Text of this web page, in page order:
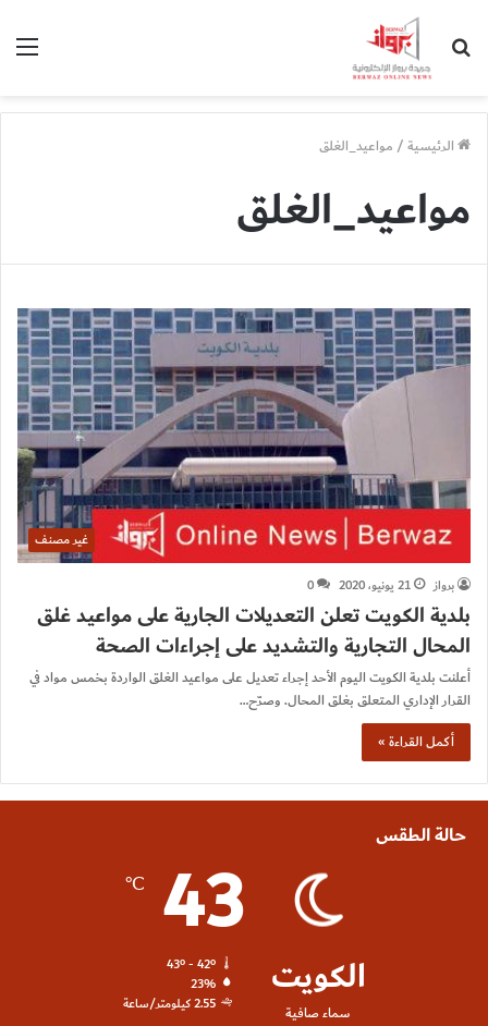
الرئيسية/مواعيد_الغلق
مواعيد_الغلق
غير مصنف
برواز
21 يونيو، 2020 0
بلدية الكويت تعلن التعديلات الجارية على مواعيد غلق
المحال التجارية والتشديد على إجراءات الصحة
أعلنت بلدية الكويت اليوم الأحد إجراء تعديل على مواعيد الغلق الواردة بخمس مواد في
القرار الإداري المتعلق بغلق المحال. وصرّح…
أكمل القراءة »
حالة الطقس
الكويت
سماء صافية
43
℃
43º - 42º
23%
2.55 كيلومتر/ساعة